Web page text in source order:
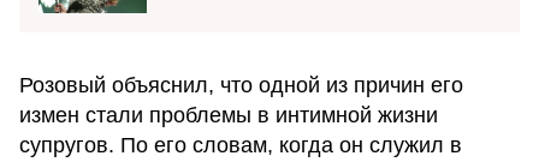
Розовый объяснил, что одной из причин его
измен стали проблемы в интимной жизни
супругов. По его словам, когда он служил в